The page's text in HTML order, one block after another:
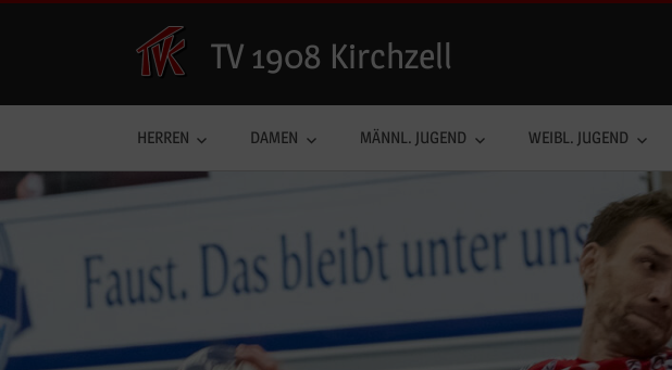
TV 1908 Kirchzell
HERREN DAMEN MÄNNL. JUGEND WEIBL. JUGEND